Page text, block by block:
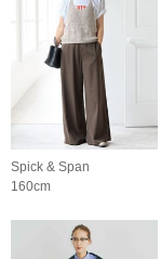
Spick & Span
160cm